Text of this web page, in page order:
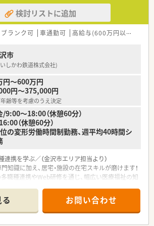
いて】
経験やスキルを十分に考慮し、年収最大550万で
。
、仕事と私生活を両立できます。
の住宅手当や扶養家族がいる方への家族手当な
テージに合わせたサポートが充実です。
ススメ】
の処方箋に触れたい、薬剤師としてオールラウン
験を積みたいという方
のある企業で、腰を据えて地域医療に貢献し、自
築いていきたい方
定されず、OTC販売や健康相談など、幅広い業務
アップしたい方
検討リストに追加
ブランク可 車通勤可 高給与(600万円以上)
市
しかわ鉄道株式会社)
円～600万円
円～375,000円
齢等を考慮のうえ決定
9:00～18:00（休憩60分）
（休憩60分）
の変形労働時間制勤務、週平均40時間シ
連携を学ぶ／（金沢市エリア担当より）
知識に加え、居宅・施設の在宅スキルが磨けます！
職種連携やWeb研修を通じ、幅広い医療福祉の知
＊
需状況について】
車で11分ほどの場所に位置しており、主に整形
専門的に応需している調剤薬局です。
お問い合わせ